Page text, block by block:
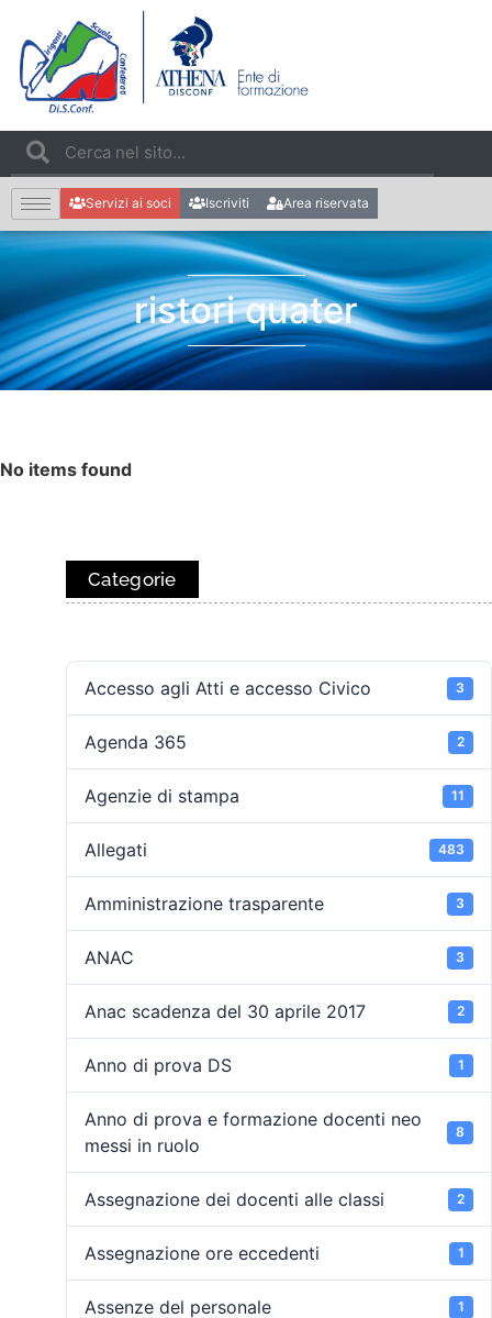
Servizi ai soci Iscriviti Area riservata
ristori quater
No items found
Categorie
Accesso agli Atti e accesso Civico 3
Agenda 365 2
Agenzie di stampa 11
Allegati 483
Amministrazione trasparente 3
ANAC 3
Anac scadenza del 30 aprile 2017 2
Anno di prova DS 1
Anno di prova e formazione docenti neo
messi in ruolo
8
Assegnazione dei docenti alle classi 2
Assegnazione ore eccedenti 1
Assenze del personale 1